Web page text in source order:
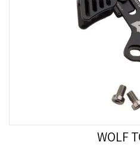
WOLF